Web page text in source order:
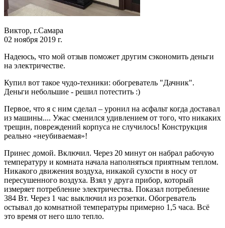
Виктор, г.Самара
02 ноября 2019 г.
Надеюсь, что мой отзыв поможет другим сэкономить деньги
на электричестве.
Купил вот такое чудо-техники: обогреватель "Дачник".
Деньги небольшие - решил потестить :)
Первое, что я с ним сделал – уронил на асфальт когда доставал
из машины.... Ужас сменился удивлением от того, что никаких
трещин, повреждений корпуса не случилось! Конструкция
реально «неубиваемая»!
Принес домой. Включил. Через 20 минут он набрал рабочую
температуру и комната начала наполняться приятным теплом.
Никакого движения воздуха, никакой сухости в носу от
пересушенного воздуха. Взял у друга прибор, который
измеряет потребление электричества. Показал потребление
384 Вт. Через 1 час выключил из розетки. Обогреватель
остывал до комнатной температуры примерно 1,5 часа. Всё
это время от него шло тепло.